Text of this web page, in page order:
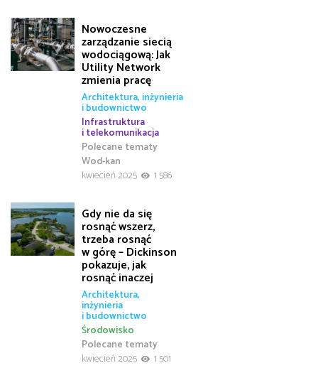
Nowoczesne
zarządzanie siecią
wodociągową: Jak
Utility Network
zmienia pracę
Architektura, inżynieria
i budownictwo
Infrastruktura
i telekomunikacja
Polecane tematy
Wod-kan
kwiecień 2025
1 586
Gdy nie da się
rosnąć wszerz,
trzeba rosnąć
w górę – Dickinson
pokazuje, jak
rosnąć inaczej
Architektura,
inżynieria
i budownictwo
Polecane tematy
Środowisko
kwiecień 2025
1 501